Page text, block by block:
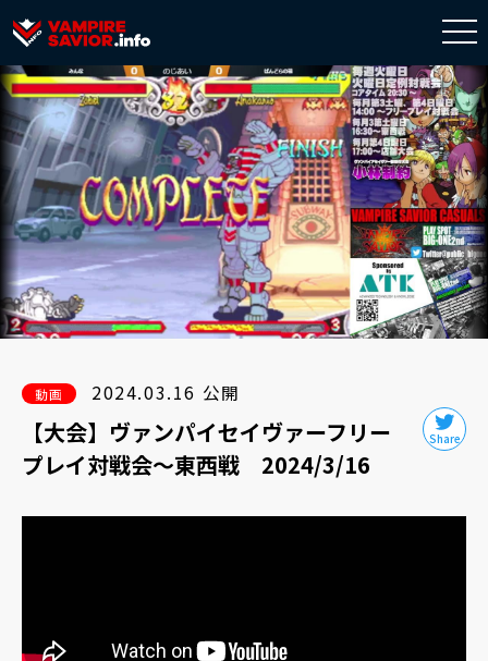
動画 2024.03.16 公開
【大会】ヴァンパイセイヴァーフリー
プレイ対戦会～東西戦 2024/3/16